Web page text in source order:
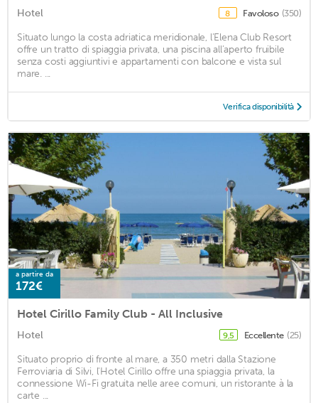
Hotel 8 Favoloso (350)
Situato lungo la costa adriatica meridionale, l’Elena Club Resort
offre un tratto di spiaggia privata, una piscina all’aperto fruibile
senza costi aggiuntivi e appartamenti con balcone e vista sul
mare. ...
Verifica disponibilità
a partire da
172€
Hotel Cirillo Family Club - All Inclusive
Hotel 9,5 Eccellente (25)
Situato proprio di fronte al mare, a 350 metri dalla Stazione
Ferroviaria di Silvi, l'Hotel Cirillo offre una spiaggia privata, la
connessione Wi-Fi gratuita nelle aree comuni, un ristorante à la
carte ...